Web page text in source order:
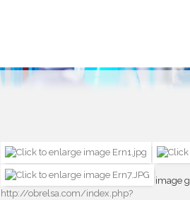
image
http://obrelsa.com/index.php?